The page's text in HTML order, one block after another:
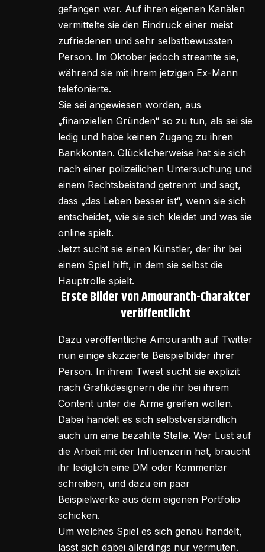
gefangen war. Auf ihren eigenen Kanälen
vermittelte sie den Eindruck einer meist
zufriedenen und sehr selbstbewussten
Person. Im Oktober jedoch streamte sie,
während sie mit ihrem jetzigen Ex-Mann
telefonierte.
Sie sei angewiesen worden, aus
„finanziellen Gründen“ so zu tun, als sei sie
ledig und habe keinen Zugang zu ihren
Bankkonten. Glücklicherweise hat sie sich
nach einer polizeilichen Untersuchung und
einem Rechtsbeistand getrennt und sagt,
dass „das Leben besser ist“, wenn sie sich
entscheidet, wie sie sich kleidet und was sie
online spielt.
Jetzt sucht sie einen Künstler, der ihr bei
einem Spiel hilft, in dem sie selbst die
Hauptrolle spielt.
Erste Bilder von Amouranth-Charakter
veröffentlicht
Dazu veröffentliche Amouranth auf Twitter
nun einige skizzierte Beispielbilder ihrer
Person. In ihrem Tweet sucht sie explizit
nach Grafikdesignern die ihr bei ihrem
Content unter die Arme greifen wollen.
Dabei handelt es sich selbstverständlich
auch um eine bezahlte Stelle. Wer Lust auf
die Arbeit mit der Influenzerin hat, braucht
ihr lediglich eine DM oder Kommentar
schreiben, und dazu ein paar
Beispielwerke aus dem eigenen Portfolio
schicken.
Um welches Spiel es sich genau handelt,
lässt sich dabei allerdings nur vermuten.